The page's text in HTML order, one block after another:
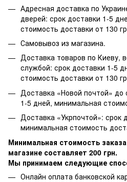
Адресная доставка по
дверей: срок доставки 1-5
стоимость доставки от 130
Самовывоз из магазина.
Доставка товаров по Киеву,
службой: срок доставки 1-5
стоимость доставки от 130
Доставка «Новой почтой» до
1-5 дней, минимальная
Доставка «Укрпочтой»: срок
минимальная стоимость
Минимальная стоимость
магазине составляет 200 грн.
Мы принимаем следующие
Онлайн оплата банковской